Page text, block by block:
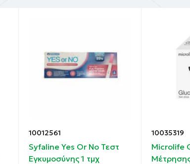
10012561
Syfaline Yes Or No Τεστ
Εγκυμοσύνης 1 τμχ
10035319
Microlife